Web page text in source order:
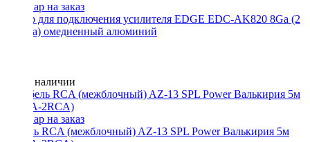
Набор для подключения усилителя EDGE EDC-AK820 8Ga (2
канала) омедненный алюминий
Нет в наличии
Кабель RCA (межблочный) AZ-13 SPL Power Валькирия 5м